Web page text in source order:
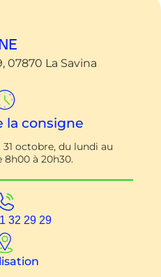
07870 La Savina
la consigne
octobre, du lundi au
8h00 à 20h30.
32 29 29